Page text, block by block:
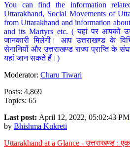
You can find the information
Uttarakhand, Social Movements of
from Uttarakhand and information
and its Martyrs etc. ( यहां पर आपको
जानकारी मिलेगी। आप उत्तराखण्ड के
सेनानियों और उत्तराखण्ड राज्य प्राप्ति के
यहां जान सकते हैं।)
Moderator: Charu Tiwari
Posts: 4,869
Topics: 65
Last post: April 12, 2022, 05:02:43 PM
by Bhishma Kukreti
Uttarakhand at a Glance - उत्तराखण्ड :